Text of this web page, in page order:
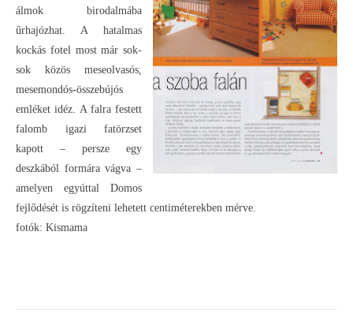
álmok birodalmába
űrhajózhat. A hatalmas
kockás fotel most már sok-
sok közös meseolvasós,
mesemondós-összebújós
emléket idéz. A falra festett
falomb igazi fatörzset
kapott – persze egy
deszkából formára vágva –
amelyen egyúttal Domos
fejlődését is rögzíteni lehetett centiméterekben mérve.
fotók: Kismama